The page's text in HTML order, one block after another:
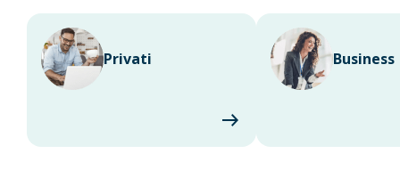
Privati Business